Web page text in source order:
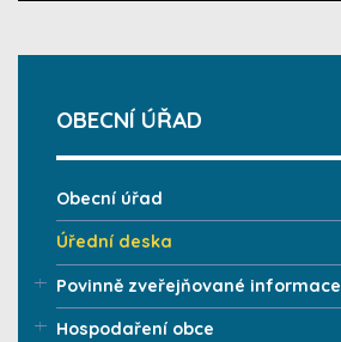
OBECNÍ ÚŘAD
Obecní úřad
Úřední deska
Povinně zveřejňované informace
Hospodaření obce